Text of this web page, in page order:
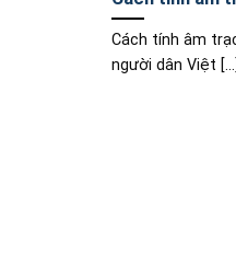
Cách tính âm
người dân Việt [...]